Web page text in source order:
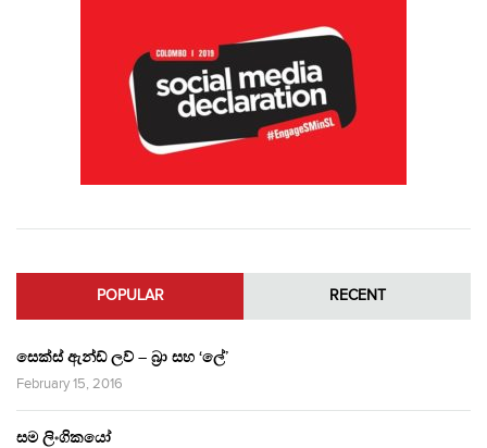
POPULAR RECENT
සෙක්ස් ඇන්ඩ් ලව් – බ්‍රා සහ ‘ලේ’
February 15, 2016
සම ලිංගිකයෝ